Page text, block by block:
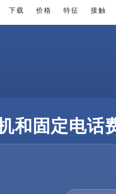
下载 价格 特征 接触
和固定电话